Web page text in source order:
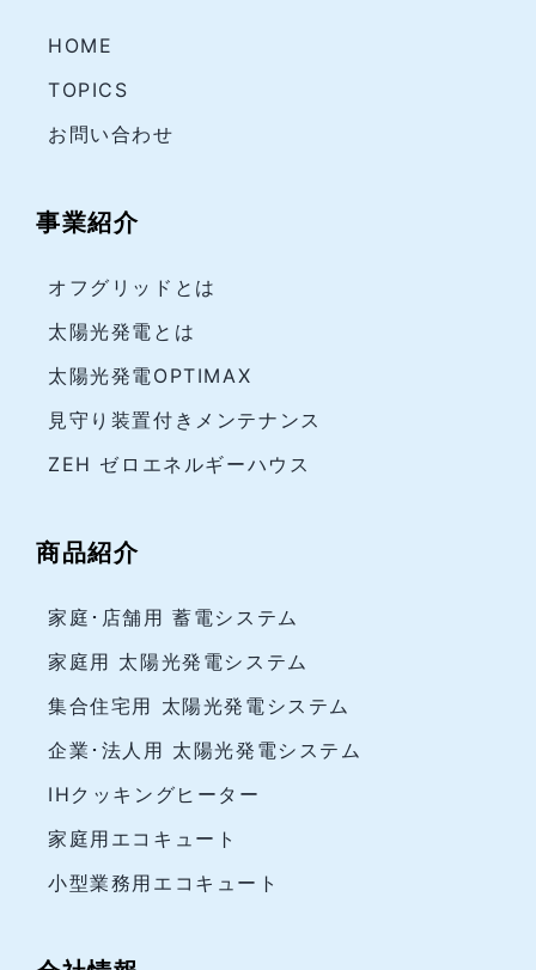
HOME
TOPICS
お問い合わせ
事業紹介
オフグリッドとは
太陽光発電とは
太陽光発電OPTIMAX
見守り装置付きメンテナンス
ZEH ゼロエネルギーハウス
商品紹介
家庭･店舗用 蓄電システム
家庭用 太陽光発電システム
集合住宅用 太陽光発電システム
企業･法人用 太陽光発電システム
IHクッキングヒーター
家庭用エコキュート
小型業務用エコキュート